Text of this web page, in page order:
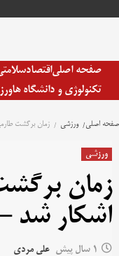
صفحه اصلیاقتصاد
تکنولوژی و دانشگاه ها
صفحه اصلی ورزشی زمان برگشت
ورزشی
زمان برگشت
اشکار شد
1 سال پیش علی مردی